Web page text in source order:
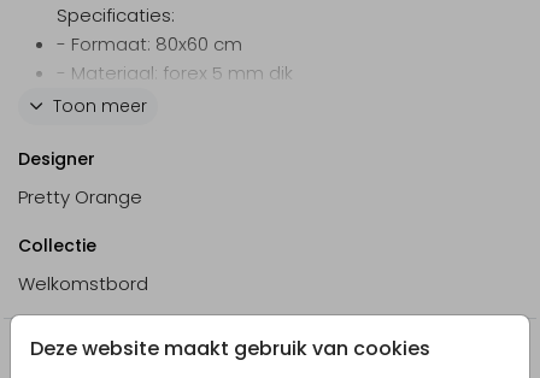
Deze website maakt gebruik van cookies
Specificaties:
- Formaat: 80x60 cm
- Materiaal: forex 5 mm dik
- Weersbestendig
- Levering 2 tot 3 werkdagen
Toon meer
Designer
Pretty Orange
Collectie
Welkomstbord
Producten die hierop lijken